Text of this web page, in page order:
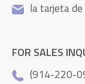
la tarjeta
FOR SALES
(914-220-